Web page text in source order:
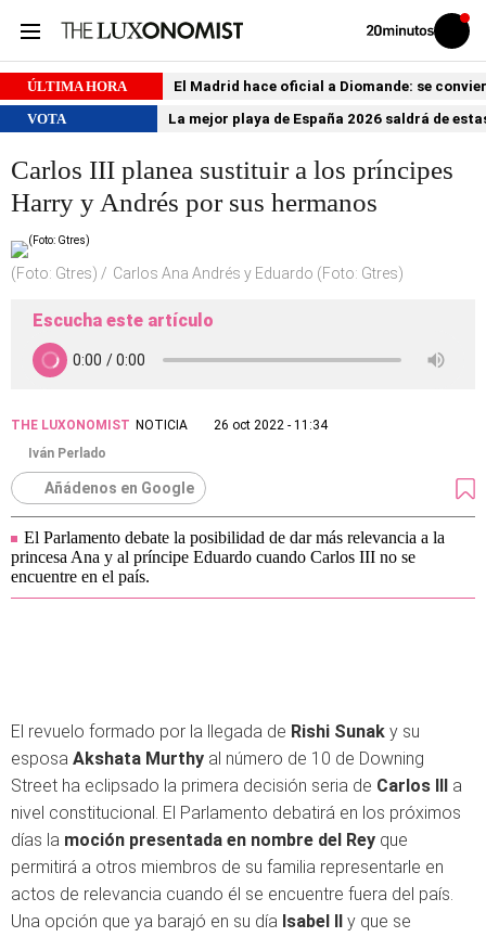
Volver
Iniciar
sesión
ÚLTIMA HORA
El Madrid hace oficial a Diomande: se
VOTA
La mejor playa de España 2026 saldrá de
Carlos III planea sustituir a los príncipes
Harry y Andrés por sus hermanos
(Foto: Gtres) Carlos Ana Andrés y Eduardo (Foto: Gtres)
Escucha este artículo
THE LUXONOMIST NOTICIA
26 oct 2022 - 11:34
Iván Perlado
Añádenos en Google
El Parlamento debate la posibilidad de dar más relevancia a la
princesa Ana y al príncipe Eduardo cuando Carlos III no se
encuentre en el país.
El revuelo formado por la llegada de Rishi Sunak y su
esposa Akshata Murthy al número de 10 de Downing
Street ha eclipsado la primera decisión seria de Carlos III a
nivel constitucional. El Parlamento debatirá en los próximos
días la moción presentada en nombre del Rey que
permitirá a otros miembros de su familia representarle en
actos de relevancia cuando él se encuentre fuera del país.
Una opción que ya barajó en su día Isabel II y que se